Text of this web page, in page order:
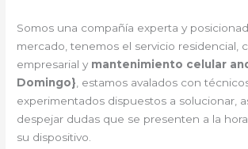
Somos una compañía experta y
mercado, tenemos el servicio residencial,
empresarial y mantenimiento celular
Domingo} , estamos avalados con
experimentados dispuestos a solucionar,
despejar dudas que se presenten a la
su dispositivo.